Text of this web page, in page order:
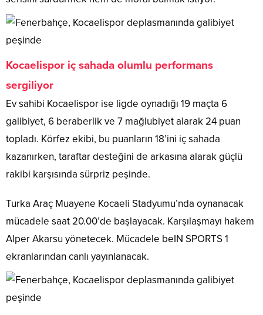
Kocaelispor iç sahada olumlu performans
sergiliyor
Ev sahibi Kocaelispor ise ligde oynadığı 19 maçta 6
galibiyet, 6 beraberlik ve 7 mağlubiyet alarak 24 puan
topladı. Körfez ekibi, bu puanların 18’ini iç sahada
kazanırken, taraftar desteğini de arkasına alarak güçlü
rakibi karşısında sürpriz peşinde.
Turka Araç Muayene Kocaeli Stadyumu’nda oynanacak
mücadele saat 20.00’de başlayacak. Karşılaşmayı hakem
Alper Akarsu yönetecek. Mücadele beIN SPORTS 1
ekranlarından canlı yayınlanacak.